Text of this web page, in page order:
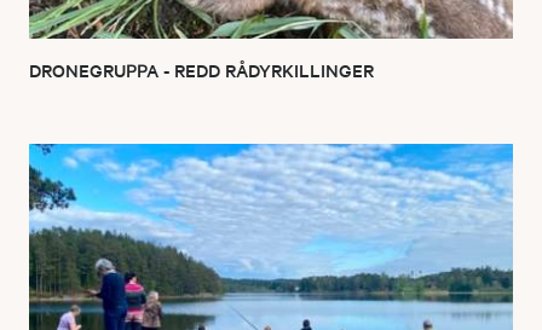
DRONEGRUPPA - REDD RÅDYRKILLINGER